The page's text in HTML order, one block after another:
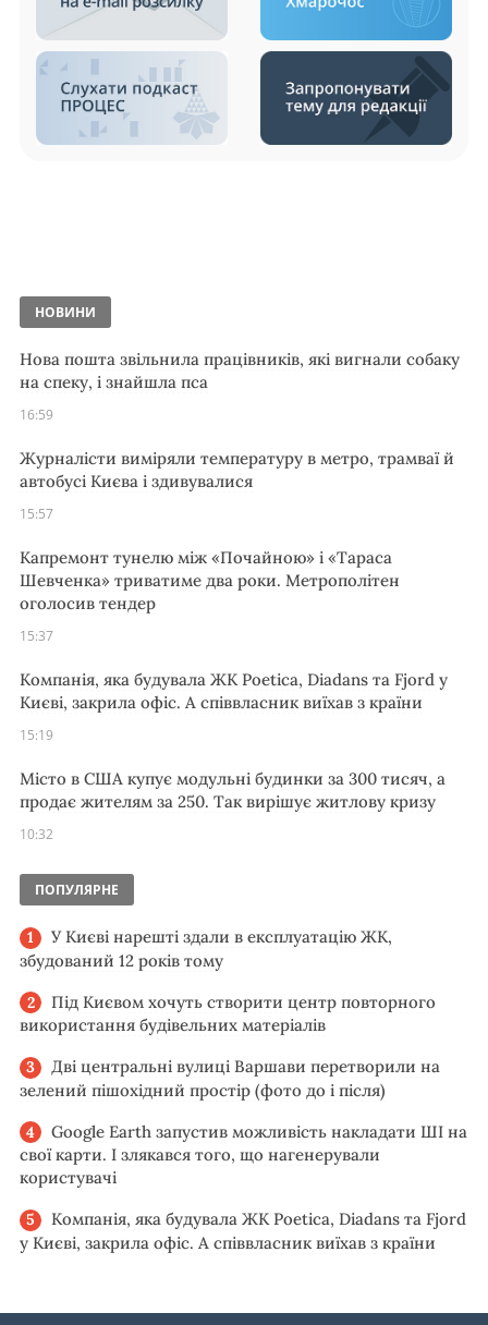
НОВИНИ
Нова пошта звільнила працівників, які вигнали собаку
на спеку, і знайшла пса
16:59
Журналісти виміряли температуру в метро, трамваї й
автобусі Києва і здивувалися
15:57
Капремонт тунелю між «Почайною» і «Тараса
Шевченка» триватиме два роки. Метрополітен
оголосив тендер
15:37
Компанія, яка будувала ЖК Poetica, Diadans та Fjord у
Києві, закрила офіс. А співвласник виїхав з країни
15:19
Місто в США купує модульні будинки за 300 тисяч, а
продає жителям за 250. Так вирішує житлову кризу
10:32
ПОПУЛЯРНЕ
У Києві нарешті здали в експлуатацію ЖК,
збудований 12 років тому
Під Києвом хочуть створити центр повторного
використання будівельних матеріалів
Дві центральні вулиці Варшави перетворили на
зелений пішохідний простір (фото до і після)
Google Earth запустив можливість накладати ШІ на
свої карти. І злякався того, що нагенерували
користувачі
Компанія, яка будувала ЖК Poetica, Diadans та Fjord
у Києві, закрила офіс. А співвласник виїхав з країни